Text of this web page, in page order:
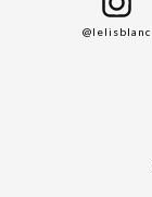
Black Friday
@lelisblanc